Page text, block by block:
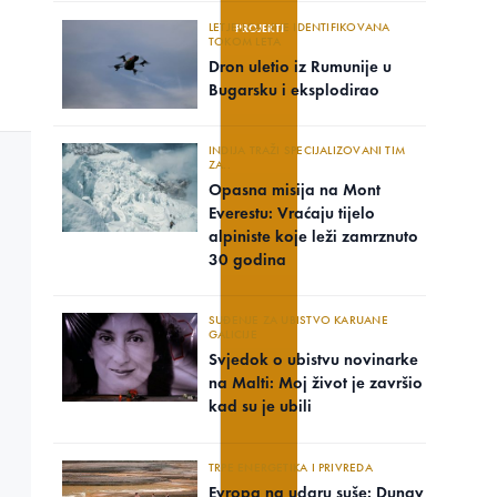
PROJEKTI
LETJELICA NIJE IDENTIFIKOVANA
TOKOM LETA
Dron uletio iz Rumunije u
Bugarsku i eksplodirao
INDIJA TRAŽI SPECIJALIZOVANI TIM
ZA..
Opasna misija na Mont
Everestu: Vraćaju tijelo
alpiniste koje leži zamrznuto
30 godina
SUĐENJE ZA UBISTVO KARUANE
GALICIJE
Svjedok o ubistvu novinarke
na Malti: Moj život je završio
kad su je ubili
TRPE ENERGETIKA I PRIVREDA
Evropa na udaru suše: Dunav